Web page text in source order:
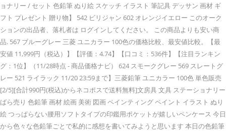
ョナリー / セット 色鉛筆 ぬり絵 スケッチ イラスト 筆記具 デッサン 画材 ギ
フト プレゼント 贈り物】 542 ビリジャン 602 オレンジイエロー このオーク
ションの出品者、落札者は ログインしてください。 この商品よりも安い商
品. 567 ブルーグレー 三菱 ユニカラー 100色の価格比較、最安値比較。【最
安値 11,999円（税込）】【評価：4.74】【口コミ：536件】【注目ランキン
グ：1位】（11/28時点 - 商品価格ナビ） 624 スモークグレー 569 スレートグ
レー 521 ライラック 11/20 23:59まで】三菱鉛筆 ユニカラー 100色 単色販売
[2/5][合計990円(税込)からネコポスで送料無料]文房具 文具 ステーショナリー
ばら売り 色鉛筆 画材 絵画 美術 図画 ペインティング ペイント イラスト ぬり
絵 つっぱらない腰用ソフトタイプの印鑑用ポケットが嬉しいペンケース 今日
から色々な色鉛筆ごとで私的に感想を書いてみようと思います 本日の色鉛筆